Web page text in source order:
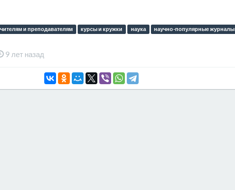
и преподавателям курсы и кружки наука научно-популярные журналы
9 лет назад